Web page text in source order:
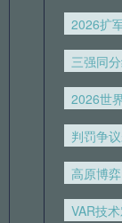
全场录
05月
半决赛
场录像
05月
上海橘
三强同
判罚争